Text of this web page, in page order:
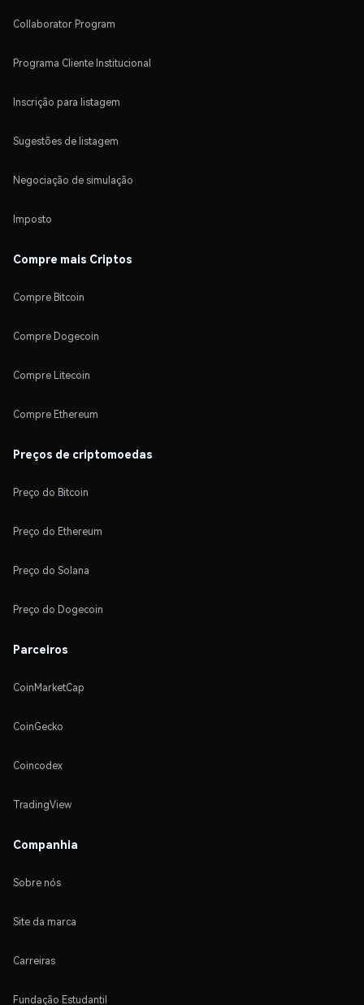
Collaborator Program
Programa Cliente Institucional
Inscrição para listagem
Sugestões de listagem
Negociação de simulação
Imposto
Compre mais Criptos
Compre Bitcoin
Compre Dogecoin
Compre Litecoin
Compre Ethereum
Preços de criptomoedas
Preço do Bitcoin
Preço do Ethereum
Preço do Solana
Preço do Dogecoin
Parceiros
CoinMarketCap
CoinGecko
Coincodex
TradingView
Companhia
Sobre nós
Site da marca
Carreiras
Fundação Estudantil